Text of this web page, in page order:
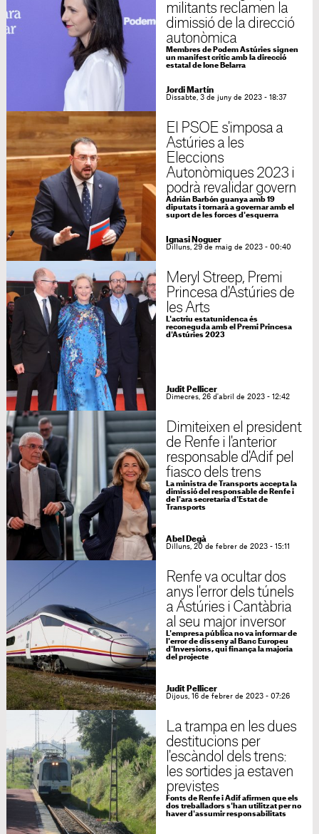
militants reclamen la
dimissió de la direcció
autonòmica
Membres de Podem Astúries signen
un manifest crític amb la direcció
estatal de Ione Belarra
Jordi Martín
Dissabte, 3 de juny de 2023 - 18:37
El PSOE s'imposa a
Astúries a les
Eleccions
Autonòmiques 2023 i
podrà revalidar govern
Adrián Barbón guanya amb 19
diputats i tornarà a governar amb el
suport de les forces d'esquerra
Ignasi Noguer
Dilluns, 29 de maig de 2023 - 00:40
Meryl Streep, Premi
Princesa d'Astúries de
les Arts
L'actriu estatunidenca és
reconeguda amb el Premi Princesa
d'Astúries 2023
Judit Pellicer
Dimecres, 26 d'abril de 2023 - 12:42
Dimiteixen el president
de Renfe i l'anterior
responsable d'Adif pel
fiasco dels trens
La ministra de Transports accepta la
dimissió del responsable de Renfe i
de l'ara secretaria d'Estat de
Transports
Abel Degà
Dilluns, 20 de febrer de 2023 - 15:11
Renfe va ocultar dos
anys l'error dels túnels
a Astúries i Cantàbria
al seu major inversor
L'empresa pública no va informar de
l'error de disseny al Banc Europeu
d'Inversions, qui finança la majoria
del projecte
Judit Pellicer
Dijous, 16 de febrer de 2023 - 07:26
La trampa en les dues
destitucions per
l'escàndol dels trens:
les sortides ja estaven
previstes
Fonts de Renfe i Adif afirmen que els
dos treballadors s'han utilitzat per no
haver d'assumir responsabilitats